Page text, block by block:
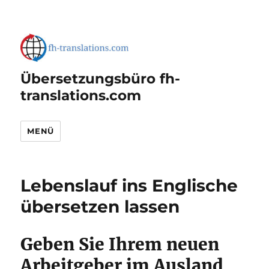
Übersetzungsbüro fh-
translations.com
MENÜ
Lebenslauf ins Englische
übersetzen lassen
Geben Sie Ihrem neuen